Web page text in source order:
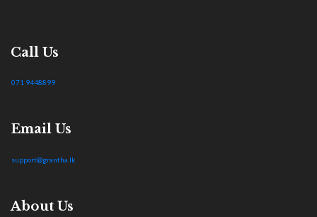
Call Us
071 9448899
Email Us
support@grantha.lk
About Us